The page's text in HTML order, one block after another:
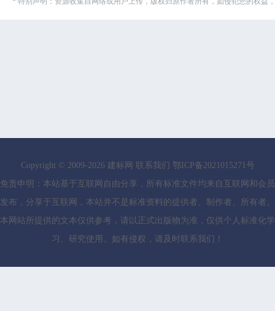
Copyright © 2009-2026 建标网 联系我们 鄂ICP备2021015271号
免责申明：本站基于互联网自由分享，所有标准文件均来自互联网和会员
发布，分享于互联网，本站并不是标准资料的提供者、制作者、所有者。
本网站所提供的文本仅供参考，请以正式出版物为准，仅供个人标准化学
习、研究使用。如有侵权，请及时联系我们！